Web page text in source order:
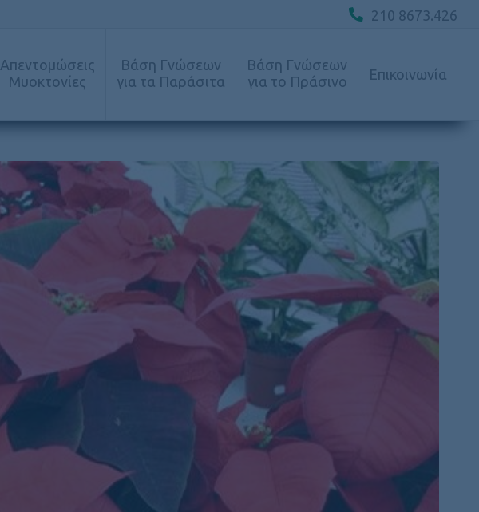
210 8673.426
Απεντομώσεις
Μυοκτονίες
Βάση Γνώσεων
για τα Παράσιτα
Βάση Γνώσεων
για το Πράσινο
Επικοινωνία